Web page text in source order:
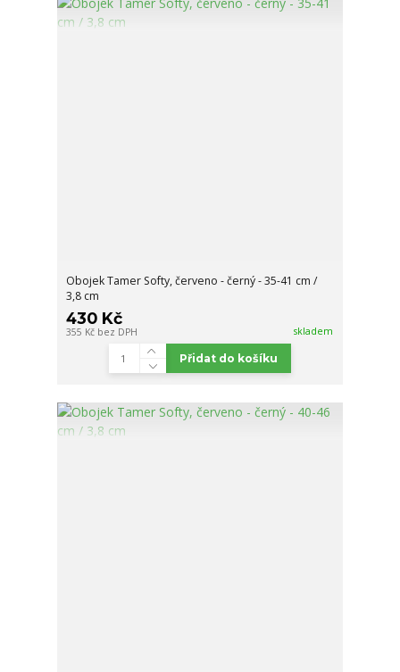
Obojek Tamer Softy, červeno - černý - 35-41 cm /
3,8 cm
430 Kč
355 Kč bez DPH skladem
Přidat do košíku